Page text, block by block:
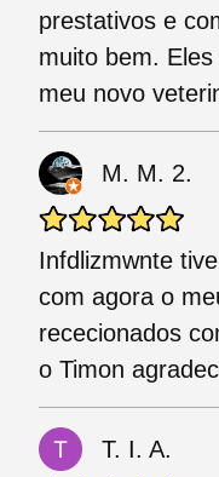
prestativos e
muito bem.
meu novo
M. M. 2.
Infdlizmwnte
com agora o
rececionados
o Timon
T. I. A.